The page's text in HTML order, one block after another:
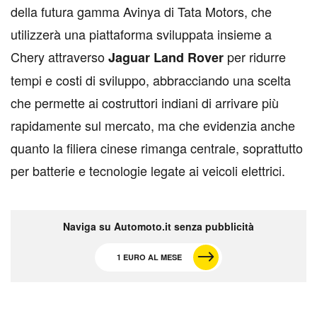
della futura gamma Avinya di Tata Motors, che
utilizzerà una piattaforma sviluppata insieme a
Chery attraversoJaguar Land Rover per ridurre
tempi e costi di sviluppo, abbracciando una scelta
che permette ai costruttori indiani di arrivare più
rapidamente sul mercato, ma che evidenzia anche
quanto la filiera cinese rimanga centrale, soprattutto
per batterie e tecnologie legate ai veicoli elettrici.
Naviga su Automoto.it senza pubblicità
1 EURO AL MESE